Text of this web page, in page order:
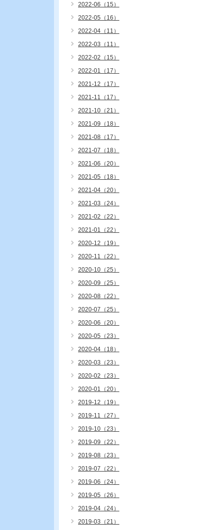
2022-06（15）
2022-05（16）
2022-04（11）
2022-03（11）
2022-02（15）
2022-01（17）
2021-12（17）
2021-11（17）
2021-10（21）
2021-09（18）
2021-08（17）
2021-07（18）
2021-06（20）
2021-05（18）
2021-04（20）
2021-03（24）
2021-02（22）
2021-01（22）
2020-12（19）
2020-11（22）
2020-10（25）
2020-09（25）
2020-08（22）
2020-07（25）
2020-06（20）
2020-05（23）
2020-04（18）
2020-03（23）
2020-02（23）
2020-01（20）
2019-12（19）
2019-11（27）
2019-10（23）
2019-09（22）
2019-08（23）
2019-07（22）
2019-06（24）
2019-05（26）
2019-04（24）
2019-03（21）